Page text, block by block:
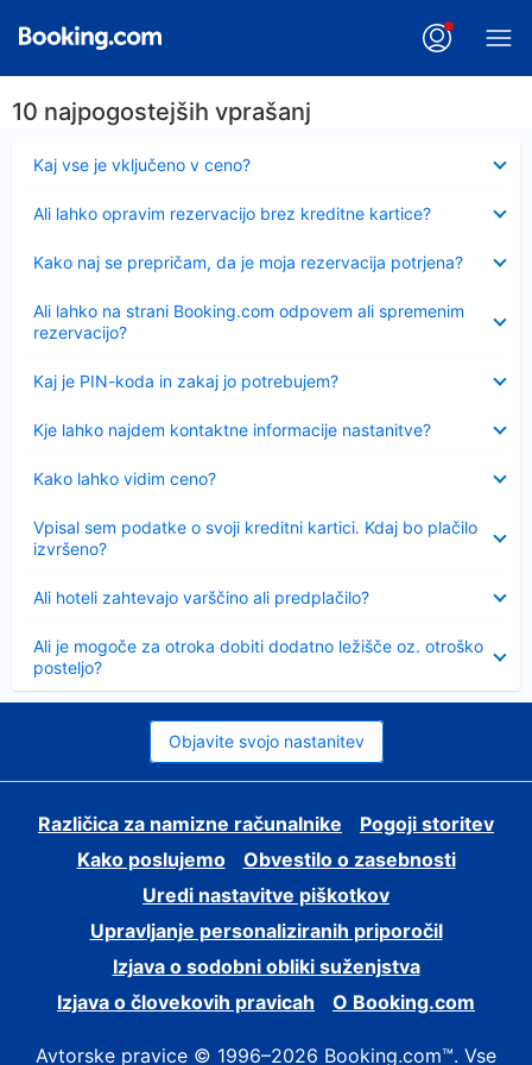
10 najpogostejših vprašanj
Kaj vse je vključeno v ceno?
Ali lahko opravim rezervacijo brez kreditne kartice?
Kako naj se prepričam, da je moja rezervacija potrjena?
Ali lahko na strani Booking.com odpovem ali spremenim
rezervacijo?
Kaj je PIN-koda in zakaj jo potrebujem?
Kje lahko najdem kontaktne informacije nastanitve?
Kako lahko vidim ceno?
Vpisal sem podatke o svoji kreditni kartici. Kdaj bo plačilo
izvršeno?
Ali hoteli zahtevajo varščino ali predplačilo?
Ali je mogoče za otroka dobiti dodatno ležišče oz. otroško
posteljo?
Objavite svojo nastanitev
Različica za namizne računalnike
Pogoji storitev
Kako poslujemo
Obvestilo o zasebnosti
Uredi nastavitve piškotkov
Upravljanje personaliziranih priporočil
Izjava o sodobni obliki suženjstva
Izjava o človekovih pravicah
O Booking.com
Avtorske pravice © 1996–2026 Booking.com™. Vse